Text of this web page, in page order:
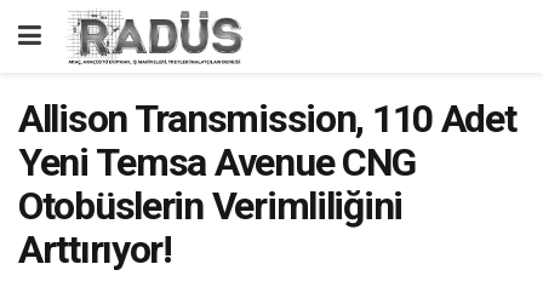
Allison Transmission, 110 Adet
Yeni Temsa Avenue CNG
Otobüslerin Verimliliğini
Arttırıyor!